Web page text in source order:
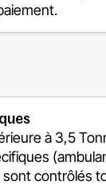
à 3,5
contrôlés